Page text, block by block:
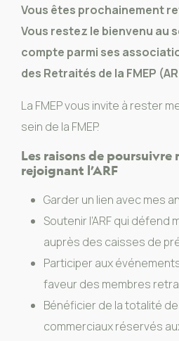
Vous êtes prochainement
Vous restez le bienvenu au
compte parmi ses
des Retraités de la FMEP
La FMEP vous invite à rester
sein de la FMEP.
Les raisons de poursuivre
rejoignant l’ARF
Garder un lien avec mes
Soutenir l’ARF qui défend
auprès des caisses de
Participer aux
faveur des membres
Bénéficier de la totalité
commerciaux réservés